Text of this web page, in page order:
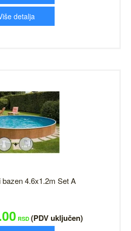
detalja
4.6x1.2m Set A
RSD (PDV uključen)